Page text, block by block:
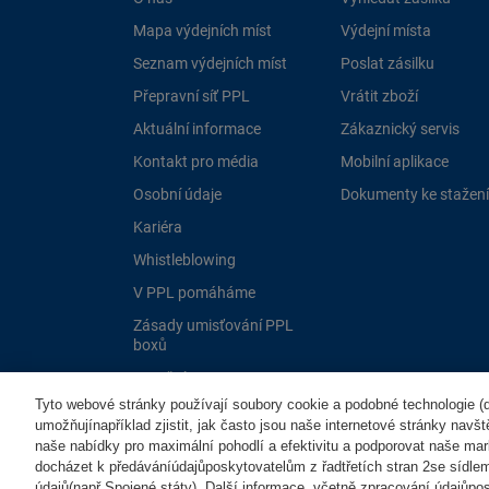
Mapa výdejních míst
Seznam výdejních míst
Přepravní síť PPL
Aktuální informace
Kontakt pro média
Osobní údaje
Kariéra
Whistleblowing
V PPL pomáháme
Zásady umisťování PPL
boxů
Dotační programy EU
Výdejní místa
Poslat zásilku
Vrátit zboží
Zákaznický servis
Mobilní aplikace
Dokumenty ke stažení
Tyto webové stránky používají soubory cookie a podobné technologie
umožňujínapříklad zjistit, jak často jsou naše internetové stránky
naše nabídky pro maximální pohodlí a efektivitu a podporovat naše
docházet k předáváníúdajůposkytovatelům z řadtřetích stran 2se